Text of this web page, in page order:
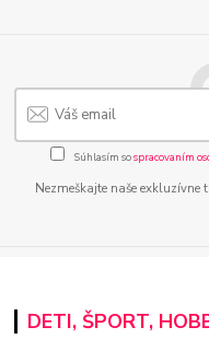
Súhlasím sospracovaním
Nezmeškajte naše exkluzívne
DETI, ŠPORT,